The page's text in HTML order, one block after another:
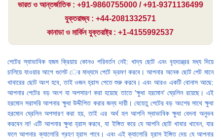
ভারত ও আন্তর্জাতিক : +91-9860755000 / +91-9371136499
যুক্তরাজ্য : +44-2081332571
কানাডা ও মার্কিন যুক্তরাষ্ট্র : +1-4155992537
পেটের স্বাভাবিক হজম ক্রিয়ায় কোনও পরিবর্তন নেই: খাদ্য ছোট এবং বৃহদন্ত্রের মধ্য দিয়ে
চালিয়ে যাওয়ার আগে গুলেট ের মাধ্যমে পেটে ভ্রমণ করবে। আপনার অনেক ছোট পেট মানে
খাবারের ছোট অংশ হবে, তাই ওজন হ্রাস পেতে শুরু করবে। এবং আরও একটি বোনাস আছে:
আপনার পেটের বড় অংশ যা অপসারণ করা হয়েছে তাতে 'ক্ষুধা হরমোন' ঘ্রেলিন রয়েছে। এই
হরমোন সরাসরি আপনার ক্ষুধা উদ্দীপিত করার জন্য দায়ী। যেহেতু পেটের বড় অংশের সাথে ক্ষুধা
হরমোন ঘ্রেলিন অপসারণ করা হয়, তাই এর অর্থ হল আপনি স্বাভাবিক ক্ষুধা বেদনা অনুভব
করবেন না! এটি আপনার ক্ষুধা হ্রাস করবে, যা ইঙ্গিত করে যে আপনি ছোট খাবার খাবেন, যার
ফলে আপনার ক্যালোরি গ্রহণ হ্রাস পাবে। এবং এই ক্যালোরি হ্রাস ইঙ্গিত দেয় যে আপনার